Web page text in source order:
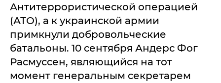
Антитеррористической операцией
(АТО), а к украинской армии
примкнули добровольческие
батальоны. 10 сентября Андерс Фог
Расмуссен, являющийся на тот
момент генеральным секретарем